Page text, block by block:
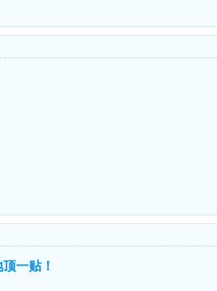
一贴！